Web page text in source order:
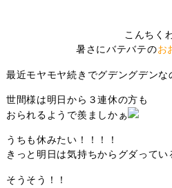
こんちく
暑さにバテバテのお
最近モヤモヤ続きでグデングデンな
世間様は明日から３連休の方も
おられるようで羨ましかぁ
うちも休みたい！！！！
きっと明日は気持ちからグダってい
そうそう！！